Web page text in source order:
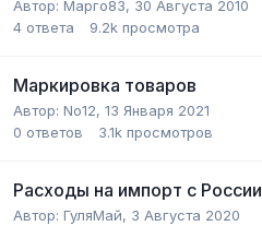
Автор: Марго83, 30 Августа 2010
4 ответа 9.2k просмотра
Маркировка товаров
Автор: No12, 13 Января 2021
0 ответов 3.1k просмотров
Расходы на импорт с России
Автор: ГуляМай, 3 Августа 2020